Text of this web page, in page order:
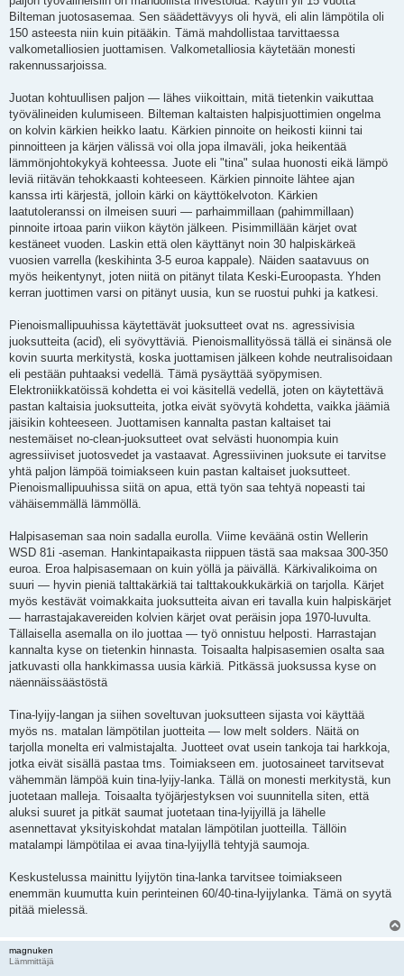
Bilteman juotosasemaa. Sen säädettävyys oli hyvä, eli alin lämpötila oli
150 asteesta niin kuin pitääkin. Tämä mahdollistaa tarvittaessa
valkometalliosien juottamisen. Valkometalliosia käytetään monesti
rakennussarjoissa.
Juotan kohtuullisen paljon — lähes viikoittain, mitä tietenkin vaikuttaa
työvälineiden kulumiseen. Bilteman kaltaisten halpisjuottimien ongelma
on kolvin kärkien heikko laatu. Kärkien pinnoite on heikosti kiinni tai
pinnoitteen ja kärjen välissä voi olla jopa ilmaväli, joka heikentää
lämmönjohtokykyä kohteessa. Juote eli "tina" sulaa huonosti eikä lämpö
leviä riitävän tehokkaasti kohteeseen. Kärkien pinnoite lähtee ajan
kanssa irti kärjestä, jolloin kärki on käyttökelvoton. Kärkien
laatutoleranssi on ilmeisen suuri — parhaimmillaan (pahimmillaan)
pinnoite irtoaa parin viikon käytön jälkeen. Pisimmillään kärjet ovat
kestäneet vuoden. Laskin että olen käyttänyt noin 30 halpiskärkeä
vuosien varrella (keskihinta 3-5 euroa kappale). Näiden saatavuus on
myös heikentynyt, joten niitä on pitänyt tilata Keski-Euroopasta. Yhden
kerran juottimen varsi on pitänyt uusia, kun se ruostui puhki ja katkesi.
Pienoismallipuuhissa käytettävät juoksutteet ovat ns. agressivisia
juoksutteita (acid), eli syövyttäviä. Pienoismallityössä tällä ei sinänsä ole
kovin suurta merkitystä, koska juottamisen jälkeen kohde neutralisoidaan
eli pestään puhtaaksi vedellä. Tämä pysäyttää syöpymisen.
Elektroniikkatöissä kohdetta ei voi käsitellä vedellä, joten on käytettävä
pastan kaltaisia juoksutteita, jotka eivät syövytä kohdetta, vaikka jäämiä
jäisikin kohteeseen. Juottamisen kannalta pastan kaltaiset tai
nestemäiset no-clean-juoksutteet ovat selvästi huonompia kuin
agressiiviset juotosvedet ja vastaavat. Agressiivinen juoksute ei tarvitse
yhtä paljon lämpöä toimiakseen kuin pastan kaltaiset juoksutteet.
Pienoismallipuuhissa siitä on apua, että työn saa tehtyä nopeasti tai
vähäisemmällä lämmöllä.
Halpisaseman saa noin sadalla eurolla. Viime keväänä ostin Wellerin
WSD 81i -aseman. Hankintapaikasta riippuen tästä saa maksaa 300-350
euroa. Eroa halpisasemaan on kuin yöllä ja päivällä. Kärkivalikoima on
suuri — hyvin pieniä talttakärkiä tai talttakoukkukärkiä on tarjolla. Kärjet
myös kestävät voimakkaita juoksutteita aivan eri tavalla kuin halpiskärjet
— harrastajakavereiden kolvien kärjet ovat peräisin jopa 1970-luvulta.
Tällaisella asemalla on ilo juottaa — työ onnistuu helposti. Harrastajan
kannalta kyse on tietenkin hinnasta. Toisaalta halpisasemien osalta saa
jatkuvasti olla hankkimassa uusia kärkiä. Pitkässä juoksussa kyse on
näennäissäästöstä
Tina-lyijy-langan ja siihen soveltuvan juoksutteen sijasta voi käyttää
myös ns. matalan lämpötilan juotteita — low melt solders. Näitä on
tarjolla monelta eri valmistajalta. Juotteet ovat usein tankoja tai harkkoja,
jotka eivät sisällä pastaa tms. Toimiakseen em. juotosaineet tarvitsevat
vähemmän lämpöä kuin tina-lyijy-lanka. Tällä on monesti merkitystä, kun
juotetaan malleja. Toisaalta työjärjestyksen voi suunnitella siten, että
aluksi suuret ja pitkät saumat juotetaan tina-lyijyillä ja lähelle
asennettavat yksityiskohdat matalan lämpötilan juotteilla. Tällöin
matalampi lämpötilaa ei avaa tina-lyijyllä tehtyjä saumoja.
Keskustelussa mainittu lyijytön tina-lanka tarvitsee toimiakseen
enemmän kuumutta kuin perinteinen 60/40-tina-lyijylanka. Tämä on syytä
pitää mielessä.
magnuken
Lämmittäjä